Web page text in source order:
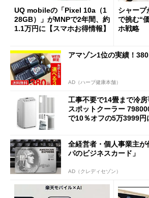
UQ mobileの「Pixel 10a（1
28GB）」がMNPで2年間、約
1.1万円に【スマホお得情報】
シャープ
で挑む“
ホ戦略
アマゾン1位の実績！380
AD（ハーブ健康本舗）
工事不要で14畳まで冷
スポットクーラー
で10％オフの5万3999円
全経営者・個人事業主
パのビジネスカード」
AD（クレディセゾン）